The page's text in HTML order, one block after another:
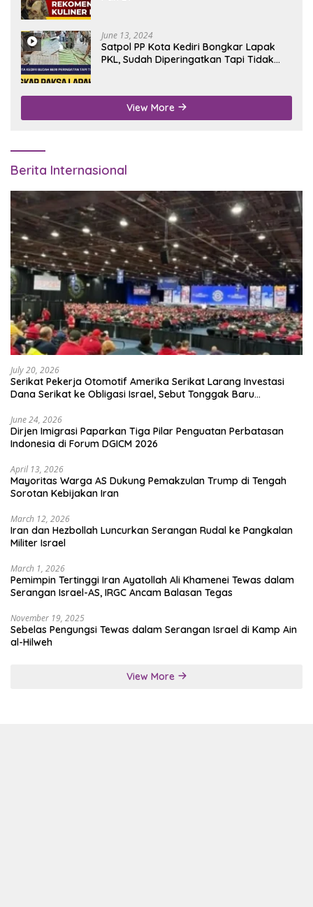
June 13, 2024
Satpol PP Kota Kediri Bongkar Lapak
PKL, Sudah Diperingatkan Tapi Tidak
View More
Berita Internasional
July 20, 2026
Serikat Pekerja Otomotif Amerika Serikat Larang Investasi
Dana Serikat ke Obligasi Israel, Sebut Tonggak Baru
June 24, 2026
Dirjen Imigrasi Paparkan Tiga Pilar Penguatan Perbatasan
Indonesia di Forum DGICM 2026
April 13, 2026
Mayoritas Warga AS Dukung Pemakzulan Trump di Tengah
Sorotan Kebijakan Iran
March 12, 2026
Iran dan Hezbollah Luncurkan Serangan Rudal ke Pangkalan
Militer Israel
March 1, 2026
Pemimpin Tertinggi Iran Ayatollah Ali Khamenei Tewas dalam
Serangan Israel-AS, IRGC Ancam Balasan Tegas
November 19, 2025
Sebelas Pengungsi Tewas dalam Serangan Israel di Kamp Ain
al-Hilweh
View More